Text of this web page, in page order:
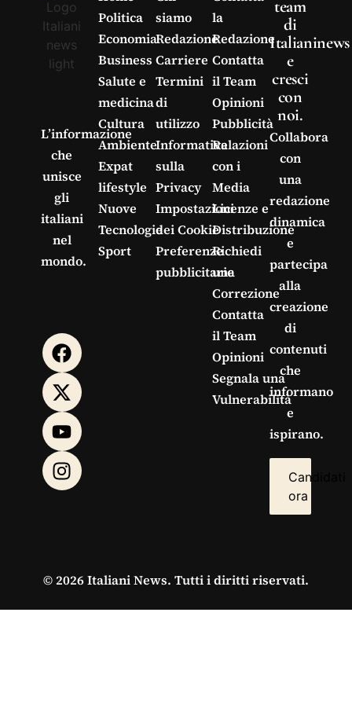
L’informazione
che
unisce
gli
italiani
nel
mondo.
Politica
Economia
Business
Salute e
medicina
Cultura
Ambiente
Expat
lifestyle
Nuove
Tecnologie
Sport
siamo
Redazione
Carriere
Termini
di
utilizzo
Informativa
sulla
Privacy
Impostazioni
dei Cookie
Preferenze
pubblicitarie
la
Redazione
Contatta
il Team
Opinioni
Pubblicità
Relazioni
con i
Media
Licenze e
Distribuzione
Richiedi
una
Correzione
Contatta
il Team
Opinioni
Segnala una
Vulnerabilità
team
di
Italianinews
e
cresci
con
noi.
Collabora
con
una
redazione
dinamica
e
partecipa
alla
creazione
di
contenuti
che
informano
e
ispirano.
Candidati
ora
© 2026 Italiani News. Tutti i diritti riservati.